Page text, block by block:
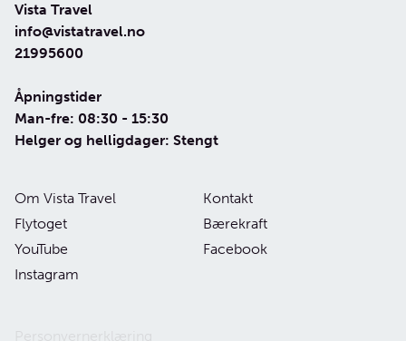
Reisekalender
Min reise
Vista Travel
info@vistatravel.no
21995600
Åpningstider
Man-fre: 08:30 - 15:30
Helger og helligdager: Stengt
Om Vista Travel
Kontakt
Flytoget
Bærekraft
YouTube
Facebook
Instagram